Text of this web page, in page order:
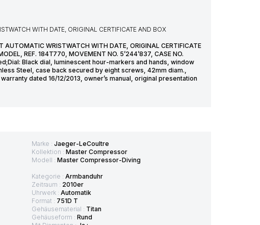
WITH DATE, ORIGINAL CERTIFICATE AND BOX
AUTOMATIC WRISTWATCH WITH DATE, ORIGINAL CERTIFICATE
REF. 184T770, MOVEMENT NO. 5’244’837, CASE NO.
Black dial, luminescent hour-markers and hands, window
Steel, case back secured by eight screws, 42mm diam.,
dated 16/12/2013, owner’s manual, original presentation
Marke : Jaeger-LeCoultre
Kollektion : Master Compressor
Modell : Master Compressor-Diving
Kategorie : Armbanduhr
Zeitraum : 2010er
Uhrwerk : Automatik
Format : 751D T
Gehäusematerial : Titan
Gehäuseform : Rund